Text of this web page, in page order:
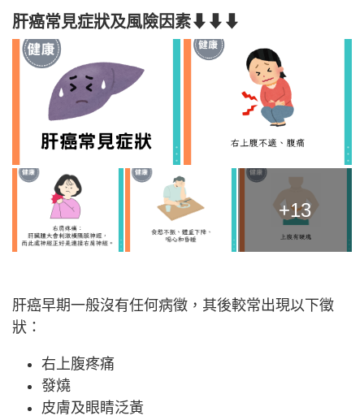
肝癌常見症狀及風險因素⬇⬇⬇
+13
肝癌早期一般沒有任何病徵，其後較常出現以下徵
狀：
右上腹疼痛
發燒
皮膚及眼睛泛黃